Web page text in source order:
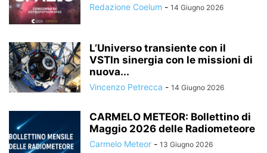
Redazione Coelum - 14 Giugno 2026
L’Universo transiente con il
VSTIn sinergia con le missioni di
nuova...
Vincenzo Petrecca - 14 Giugno 2026
CARMELO METEOR: Bollettino di
Maggio 2026 delle Radiometeore
Carmelo Meteor - 13 Giugno 2026